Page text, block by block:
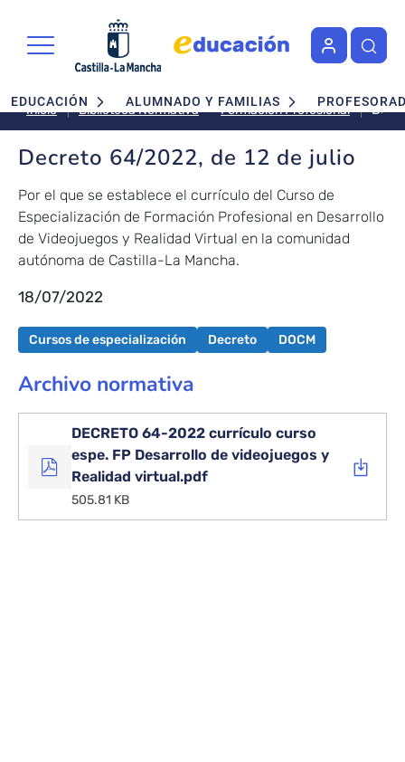
Navegación principal
EDUCACIÓN ALUMNADO Y FAMILIAS
Inicio Biblioteca Normativa Formación Profesional
64/
julio
Decreto 64/2022, de 12 de julio
Por el que se establece el currículo del Curso de
Especialización de Formación Profesional en Desarrollo
de Videojuegos y Realidad Virtual en la comunidad
autónoma de Castilla-La Mancha.
18/07/2022
Cursos de especialización Decreto DOCM
Archivo normativa
DECRETO 64-2022 currículo curso
espe. FP Desarrollo de videojuegos y
Realidad virtual.pdf
505.81 KB